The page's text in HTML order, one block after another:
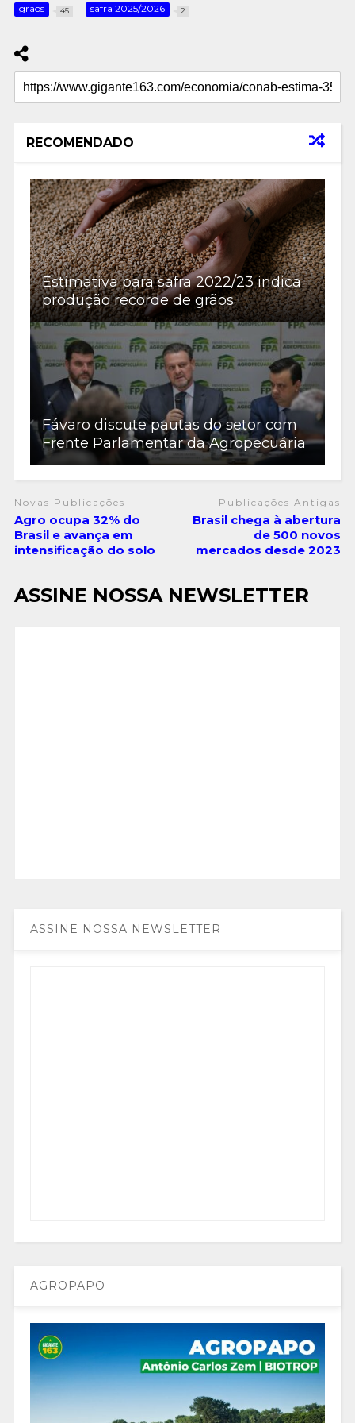
grãos 45 safra 2025/2026 2
RECOMENDADO
Estimativa para safra 2022/23 indica
produção recorde de grãos
Fávaro discute pautas do setor com
Frente Parlamentar da Agropecuária
Novas Publicações
Agro ocupa 32% do
Brasil e avança em
intensificação do solo
Publicações Antigas
Brasil chega à abertura
de 500 novos
mercados desde 2023
ASSINE NOSSA NEWSLETTER
ASSINE NOSSA NEWSLETTER
AGROPAPO